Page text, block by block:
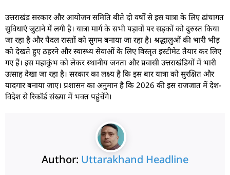
उत्तराखंड सरकार और आयोजन समिति बीते दो वर्षों से इस यात्रा के लिए ढांचागत
सुविधाएं जुटाने में लगी है। यात्रा मार्ग के सभी पड़ावों पर सड़कों को दुरुस्त किया
जा रहा है और पैदल रास्तों को सुगम बनाया जा रहा है। श्रद्धालुओं की भारी भीड़
को देखते हुए ठहरने और स्वास्थ्य सेवाओं के लिए विस्तृत इस्टीमेट तैयार कर लिए
गए हैं। इस महाकुंभ को लेकर स्थानीय जनता और प्रवासी उत्तराखंडियों में भारी
उत्साह देखा जा रहा है। सरकार का लक्ष्य है कि इस बार यात्रा को सुरक्षित और
यादगार बनाया जाए। प्रशासन का अनुमान है कि 2026 की इस राजजात में देश-
विदेश से रिकॉर्ड संख्या में भक्त पहुंचेंगे।
Author: Uttarakhand Headline